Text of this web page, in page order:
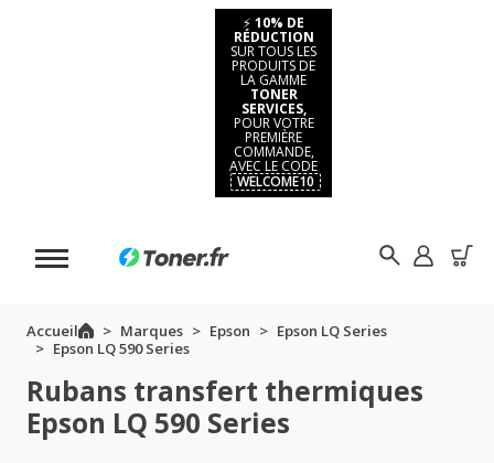
⚡ 10% DE
RÉDUCTION
SUR TOUS LES
PRODUITS DE
LA GAMME
TONER
SERVICES,
POUR VOTRE
PREMIÈRE
COMMANDE,
AVEC LE CODE
WELCOME10
Accueil Marques Epson
Epson LQ Series
Epson LQ 590 Series
Rubans transfert thermiques
Epson LQ 590 Series